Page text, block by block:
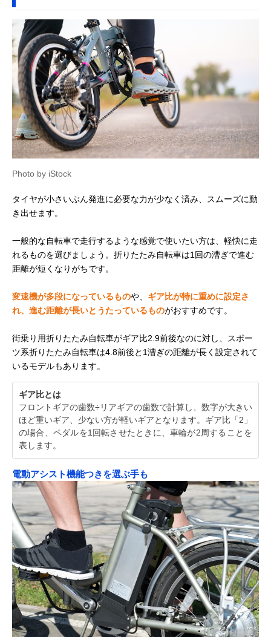
Photo by iStock
タイヤが小さいぶん発進に必要な力が少なく済み、スムーズに動
き出せます。
一般的な自転車で走行するような感覚で使いたい方は、軽快に走
れるものを選びましょう。折りたたみ自転車は1回の漕ぎで進む
距離が短くなりがちです。
変速機が多段になっているものや、 ギア比が特に重めに設定さ
れ、進む距離が長いとうたっているものがおすすめです。
街乗り用折りたたみ自転車がギア比2.9前後なのに対し、スポー
ツ系折りたたみ自転車は4.8前後と1漕ぎの距離が長く設定されて
いるモデルもあります。
ギア比とは
フロントギアの歯数÷リアギアの歯数で計算し、数字が大きい
ほど重いギア、少ない方が軽いギアとなります。ギア比「2」
の場合、ペダルを1回転させたときに、車輪が2周することを
表します。
電動アシスト機能つきを選ぶ手も